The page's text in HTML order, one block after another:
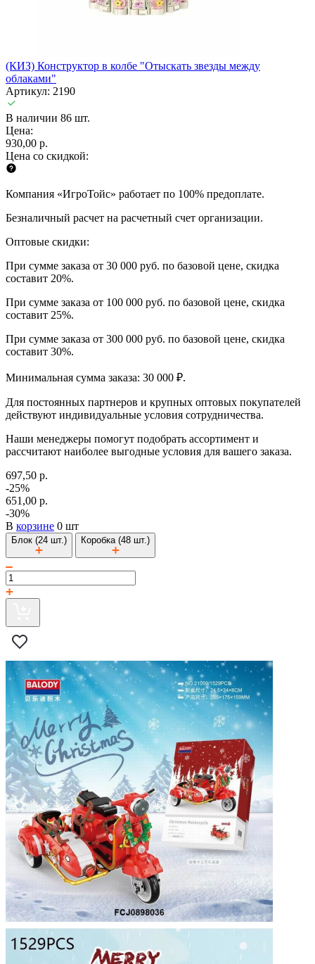
(КИЗ) Конструктор в колбе "Отыскать звезды между
облаками"
Артикул: 2190
В наличии 86 шт.
Цена:
930,00 р.
Цена со скидкой:
Компания «ИгроТойс» работает по 100% предоплате.
Безналичный расчет на расчетный счет организации.
Оптовые скидки:
При сумме заказа от 30 000 руб. по базовой цене, скидка
составит 20%.
При сумме заказа от 100 000 руб. по базовой цене, скидка
составит 25%.
При сумме заказа от 300 000 руб. по базовой цене, скидка
составит 30%.
Минимальная сумма заказа: 30 000 ₽.
Для постоянных партнеров и крупных оптовых покупателей
действуют индивидуальные условия сотрудничества.
Наши менеджеры помогут подобрать ассортимент и
рассчитают наиболее выгодные условия для вашего заказа.
697,50 р.
-25%
651,00 р.
-30%
В корзине 0 шт
Блок (24 шт.) Коробка (48 шт.)